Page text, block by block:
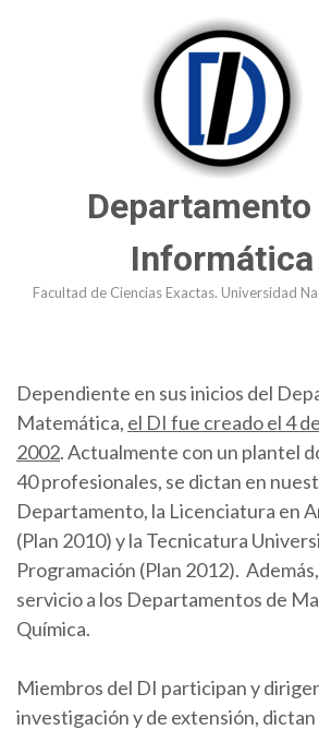
Departamento
Informática
Facultad de Ciencias Exactas. Universidad
Dependiente en sus inicios del
Matemática, el DI fue creado el 4
2002. Actualmente con un plantel
40 profesionales, se dictan en
Departamento, la Licenciatura en
(Plan 2010) y la Tecnicatura
Programación (Plan 2012).
servicio a los Departamentos de
Química.
Miembros del DI participan y
investigación y de extensión, dictan